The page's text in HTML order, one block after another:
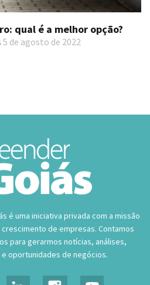
qual é a melhor opção?
5 de agosto de 2022
é uma iniciativa privada com a missão
de empresas. Contamos
para gerarmos notícias, análises,
oportunidades de negócios.